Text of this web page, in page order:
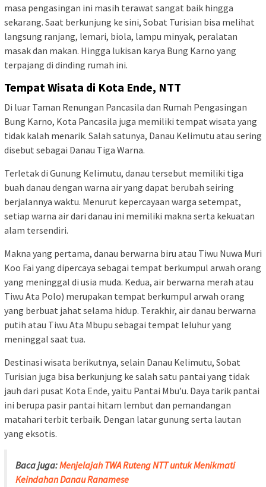
masa pengasingan ini masih terawat sangat baik hingga
sekarang. Saat berkunjung ke sini, Sobat Turisian bisa melihat
langsung ranjang, lemari, biola, lampu minyak, peralatan
masak dan makan. Hingga lukisan karya Bung Karno yang
terpajang di dinding rumah ini.
Tempat Wisata di Kota Ende, NTT
Di luar Taman Renungan Pancasila dan Rumah Pengasingan
Bung Karno, Kota Pancasila juga memiliki tempat wisata yang
tidak kalah menarik. Salah satunya, Danau Kelimutu atau sering
disebut sebagai Danau Tiga Warna.
Terletak di Gunung Kelimutu, danau tersebut memiliki tiga
buah danau dengan warna air yang dapat berubah seiring
berjalannya waktu. Menurut kepercayaan warga setempat,
setiap warna air dari danau ini memiliki makna serta kekuatan
alam tersendiri.
Makna yang pertama, danau berwarna biru atau Tiwu Nuwa Muri
Koo Fai yang dipercaya sebagai tempat berkumpul arwah orang
yang meninggal di usia muda. Kedua, air berwarna merah atau
Tiwu Ata Polo) merupakan tempat berkumpul arwah orang
yang berbuat jahat selama hidup. Terakhir, air danau berwarna
putih atau Tiwu Ata Mbupu sebagai tempat leluhur yang
meninggal saat tua.
Destinasi wisata berikutnya, selain Danau Kelimutu, Sobat
Turisian juga bisa berkunjung ke salah satu pantai yang tidak
jauh dari pusat Kota Ende, yaitu Pantai Mbu’u. Daya tarik pantai
ini berupa pasir pantai hitam lembut dan pemandangan
matahari terbit terbaik. Dengan latar gunung serta lautan
yang eksotis.
Baca juga:Menjelajah TWA Ruteng NTT untuk Menikmati
Keindahan Danau Ranamese